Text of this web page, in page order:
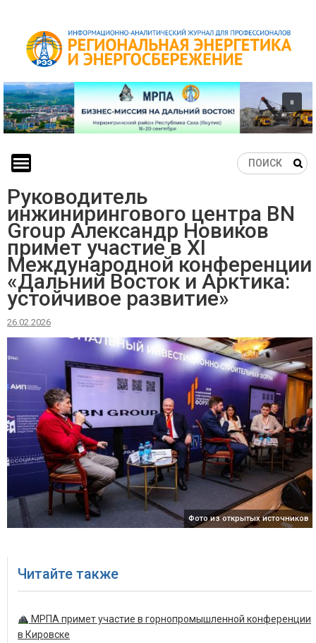
content
Руководитель
инжинирингового центра BN
Group Александр Новиков
примет участие в XI
Международной конференции
«Дальний Восток и Арктика:
устойчивое развитие»
26.02.2026
Фото из открытых источников
Читайте также
МРПА примет участие в горнопромышленной конференции
в Кировске